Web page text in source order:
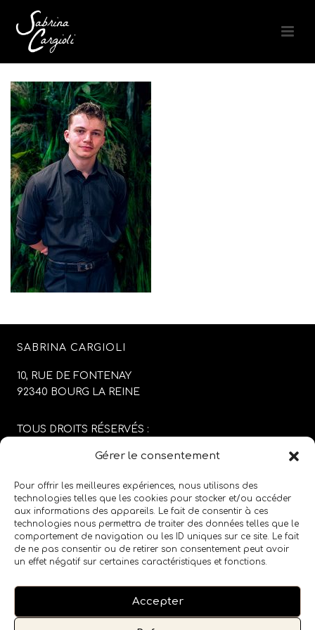
Gérer le consentement
Pour offrir les meilleures expériences, nous utilisons des
technologies telles que les cookies pour stocker et/ou accéder
aux informations des appareils. Le fait de consentir à ces
technologies nous permettra de traiter des données telles que le
comportement de navigation ou les ID uniques sur ce site. Le fait
de ne pas consentir ou de retirer son consentement peut avoir
un effet négatif sur certaines caractéristiques et fonctions.
Accepter
SABRINA CARGIOLI
10, RUE DE FONTENAY
92340 BOURG LA REINE
TOUS DROITS RÉSERVÉS :
CONCEPTION DU SITE :
MENTIONS LÉGALES/CGV
SUIVEZ LE SALON SUR LES RÉSEAUX SOCIAUX